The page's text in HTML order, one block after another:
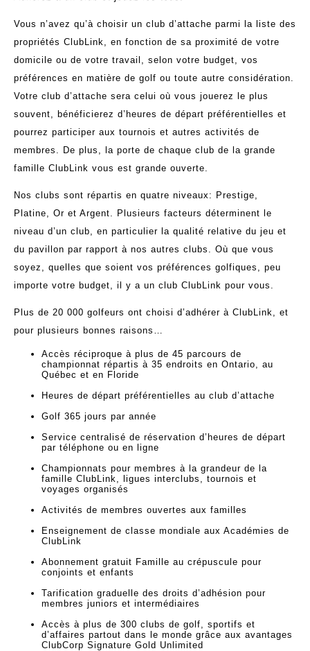
Vous n’avez qu’à choisir un club d’attache parmi la liste des
propriétés ClubLink, en fonction de sa proximité de votre
domicile ou de votre travail, selon votre budget, vos
préférences en matière de golf ou toute autre considération.
Votre club d’attache sera celui où vous jouerez le plus
souvent, bénéficierez d’heures de départ préférentielles et
pourrez participer aux tournois et autres activités de
membres. De plus, la porte de chaque club de la grande
famille ClubLink vous est grande ouverte.
Nos clubs sont répartis en quatre niveaux: Prestige,
Platine, Or et Argent. Plusieurs facteurs déterminent le
niveau d’un club, en particulier la qualité relative du jeu et
du pavillon par rapport à nos autres clubs. Où que vous
soyez, quelles que soient vos préférences golfiques, peu
importe votre budget, il y a un club ClubLink pour vous.
Plus de 20 000 golfeurs ont choisi d’adhérer à ClubLink, et
pour plusieurs bonnes raisons…
Accès réciproque à plus de 45 parcours de
championnat répartis à 35 endroits en Ontario, au
Québec et en Floride
Heures de départ préférentielles au club d’attache
Golf 365 jours par année
Service centralisé de réservation d’heures de départ
par téléphone ou en ligne
Championnats pour membres à la grandeur de la
famille ClubLink, ligues interclubs, tournois et
voyages organisés
Activités de membres ouvertes aux familles
Enseignement de classe mondiale aux Académies de
ClubLink
Abonnement gratuit Famille au crépuscule pour
conjoints et enfants
Tarification graduelle des droits d’adhésion pour
membres juniors et intermédiaires
Accès à plus de 300 clubs de golf, sportifs et
d’affaires partout dans le monde grâce aux avantages
ClubCorp Signature Gold Unlimited